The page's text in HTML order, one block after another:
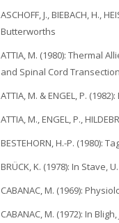
ASCHOFF, J., BIEBACH, H.,
Butterworths
ATTIA, M. (1980): Thermal
and Spinal Cord
ATTIA, M. & ENGEL, P.
ATTIA, M., ENGEL, P.,
BESTEHORN, H.-P.
BRÜCK, K. (1978): In Stave,
CABANAC, M. (1969):
CABANAC, M. (1972): In